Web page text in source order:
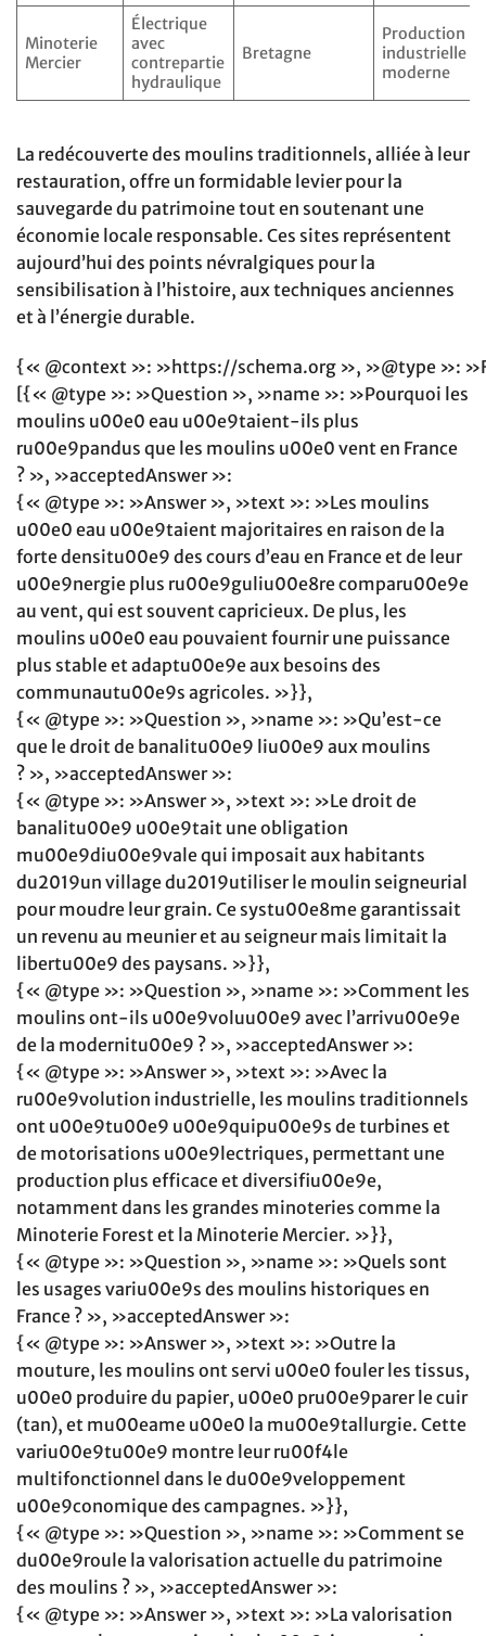
Minoterie
Mercier
Électrique
avec
contrepartie
hydraulique
Bretagne
Production
industrielle
moderne
La redécouverte des moulins traditionnels, alliée à leur
restauration, offre un formidable levier pour la
sauvegarde du patrimoine tout en soutenant une
économie locale responsable. Ces sites représentent
aujourd’hui des points névralgiques pour la
sensibilisation à l’histoire, aux techniques anciennes
et à l’énergie durable.
{« @context »: »https://schema.org », »@type »:
[{« @type »: »Question », »name »: »Pourquoi les
moulins u00e0 eau u00e9taient-ils plus
ru00e9pandus que les moulins u00e0 vent en France
? », »acceptedAnswer »:
{« @type »: »Answer », »text »: »Les moulins
u00e0 eau u00e9taient majoritaires en raison de la
forte densitu00e9 des cours d’eau en France et de leur
u00e9nergie plus ru00e9guliu00e8re comparu00e9e
au vent, qui est souvent capricieux. De plus, les
moulins u00e0 eau pouvaient fournir une puissance
plus stable et adaptu00e9e aux besoins des
communautu00e9s agricoles. »}},
{« @type »: »Question », »name »: »Qu’est-ce
que le droit de banalitu00e9 liu00e9 aux moulins
? », »acceptedAnswer »:
{« @type »: »Answer », »text »: »Le droit de
banalitu00e9 u00e9tait une obligation
mu00e9diu00e9vale qui imposait aux habitants
du2019un village du2019utiliser le moulin seigneurial
pour moudre leur grain. Ce systu00e8me garantissait
un revenu au meunier et au seigneur mais limitait la
libertu00e9 des paysans. »}},
{« @type »: »Question », »name »: »Comment les
moulins ont-ils u00e9voluu00e9 avec l’arrivu00e9e
de la modernitu00e9 ? », »acceptedAnswer »:
{« @type »: »Answer », »text »: »Avec la
ru00e9volution industrielle, les moulins traditionnels
ont u00e9tu00e9 u00e9quipu00e9s de turbines et
de motorisations u00e9lectriques, permettant une
production plus efficace et diversifiu00e9e,
notamment dans les grandes minoteries comme la
Minoterie Forest et la Minoterie Mercier. »}},
{« @type »: »Question », »name »: »Quels sont
les usages variu00e9s des moulins historiques en
France ? », »acceptedAnswer »:
{« @type »: »Answer », »text »: »Outre la
mouture, les moulins ont servi u00e0 fouler les tissus,
u00e0 produire du papier, u00e0 pru00e9parer le cuir
(tan), et mu00eame u00e0 la mu00e9tallurgie. Cette
variu00e9tu00e9 montre leur ru00f4le
multifonctionnel dans le du00e9veloppement
u00e9conomique des campagnes. »}},
{« @type »: »Question », »name »: »Comment se
du00e9roule la valorisation actuelle du patrimoine
des moulins ? », »acceptedAnswer »:
{« @type »: »Answer », »text »: »La valorisation